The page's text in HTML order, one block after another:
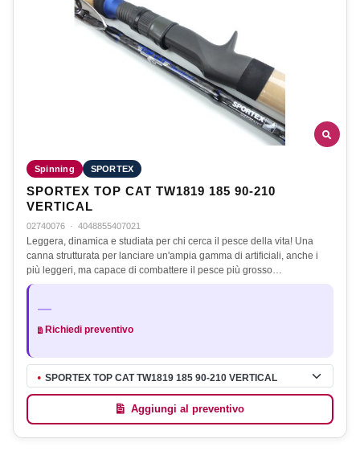
Spinning SPORTEX
SPORTEX TOP CAT TW1819 185 90-210
VERTICAL
02740076 · 4048855407021
Leggera, dinamica e studiata per chi cerca il pesce della vita! Una
canna strutturata per lanciare un'ampia gamma di artificiali, anche i
più leggeri, ma capace di combattere il pesce più grosso…
—
Richiedi preventivo
● SPORTEX TOP CAT TW1819 185 90-210 VERTICAL
Aggiungi al preventivo